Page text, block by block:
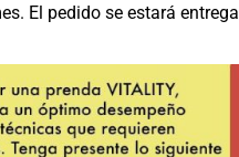
El pedido se estará